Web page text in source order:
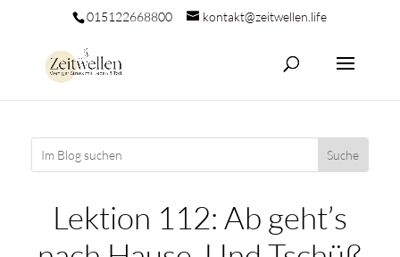
015122668800 kontakt@zeitwellen.life
Lektion 112: Ab geht’s